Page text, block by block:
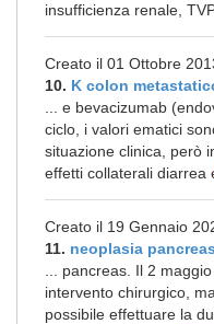
insufficienza renale,
Creato il 01 Ottobre
10. K colon
... e bevacizumab
ciclo, i valori ematici
situazione clinica, però
effetti collaterali diarrea
Creato il 19 Gennaio
11. neoplasia
... pancreas. Il 2
intervento chirurgico,
possibile effettuare la